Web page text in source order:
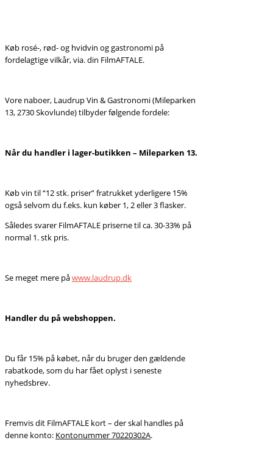
Køb rosé-, rød- og hvidvin og gastronomi på
fordelagtige vilkår, via. din FilmAFTALE.
Vore naboer, Laudrup Vin & Gastronomi (Mileparken
13, 2730 Skovlunde) tilbyder følgende fordele:
Når du handler i lager-butikken – Mileparken 13.
Køb vin til “12 stk. priser” fratrukket yderligere 15%
også selvom du f.eks. kun køber 1, 2 eller 3 flasker.
Således svarer FilmAFTALE priserne til ca. 30-33% på
normal 1. stk pris.
Se meget mere påwww.laudrup.dk
Handler du på webshoppen.
Du får 15% på købet, når du bruger den gældende
rabatkode, som du har fået oplyst i seneste
nyhedsbrev.
Fremvis dit FilmAFTALE kort – der skal handles på
denne konto: Kontonummer 70220302A.